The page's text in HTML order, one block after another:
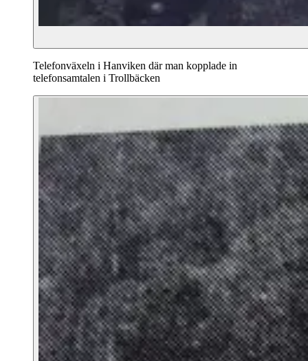
Telefonväxeln i Hanviken där man kopplade in
telefonsamtalen i Trollbäcken